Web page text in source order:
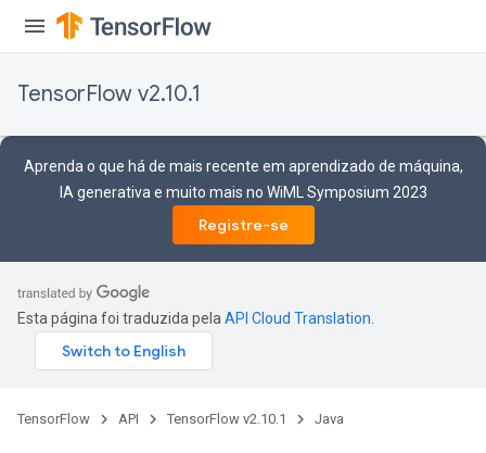
TensorFlow v2.10.1
Aprenda o que há de mais recente em aprendizado de máquina,
IA generativa e muito mais no WiML Symposium 2023
Registre-se
Esta página foi traduzida pela API Cloud Translation
TensorFlow API TensorFlow v2.10.1 Java